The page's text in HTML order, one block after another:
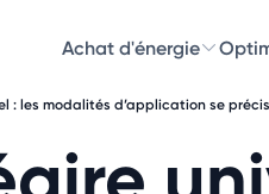
Achat d'énergie
: les modalités d’application se